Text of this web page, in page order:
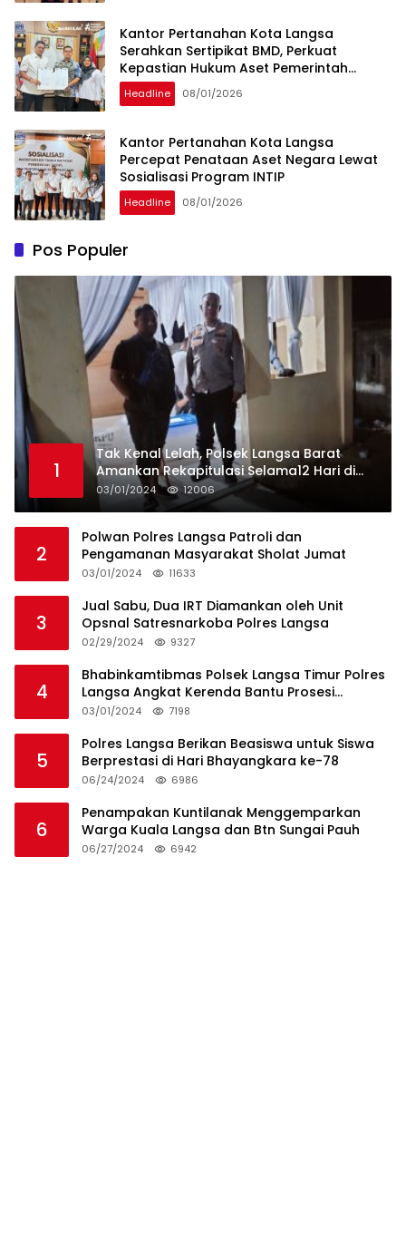
Kantor Pertanahan Kota Langsa
Serahkan Sertipikat BMD, Perkuat
Kepastian Hukum Aset Pemerintah
Daerah
Headline 08/01/2026
Kantor Pertanahan Kota Langsa
Percepat Penataan Aset Negara Lewat
Sosialisasi Program INTIP
Headline 08/01/2026
Pos Populer
1
Tak Kenal Lelah, Polsek Langsa Barat
Amankan Rekapitulasi Selama12 Hari di
Kecamatan Baro
03/01/2024 12006
2
Polwan Polres Langsa Patroli dan
Pengamanan Masyarakat Sholat Jumat
03/01/2024 11633
3
Jual Sabu, Dua IRT Diamankan oleh Unit
Opsnal Satresnarkoba Polres Langsa
02/29/2024 9327
4
Bhabinkamtibmas Polsek Langsa Timur Polres
Langsa Angkat Kerenda Bantu Prosesi
Pemakaman Warga
03/01/2024 7198
5
Polres Langsa Berikan Beasiswa untuk Siswa
Berprestasi di Hari Bhayangkara ke-78
06/24/2024 6986
6
Penampakan Kuntilanak Menggemparkan
Warga Kuala Langsa dan Btn Sungai Pauh
06/27/2024 6942